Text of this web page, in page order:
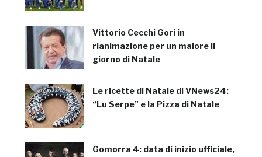
Vittorio Cecchi Gori in
rianimazione per un malore il
giorno di Natale
Le ricette di Natale di VNews24:
“Lu Serpe” e la Pizza di Natale
Gomorra 4: data di inizio ufficiale,